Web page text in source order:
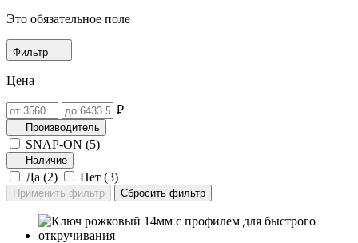
Это обязательное поле
Фильтр
Цена
₽
Производитель
SNAP-ON (5)
Наличие
Да (2) Нет (3)